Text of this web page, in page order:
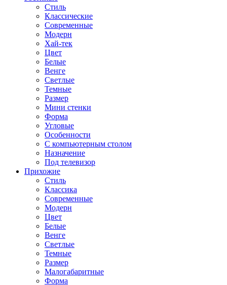
Стиль
Классические
Современные
Модерн
Хай-тек
Цвет
Белые
Венге
Светлые
Темные
Размер
Мини стенки
Форма
Угловые
Особенности
С компьютерным столом
Назначение
Под телевизор
Прихожие
Стиль
Классика
Современные
Модерн
Цвет
Белые
Венге
Светлые
Темные
Размер
Малогабаритные
Форма